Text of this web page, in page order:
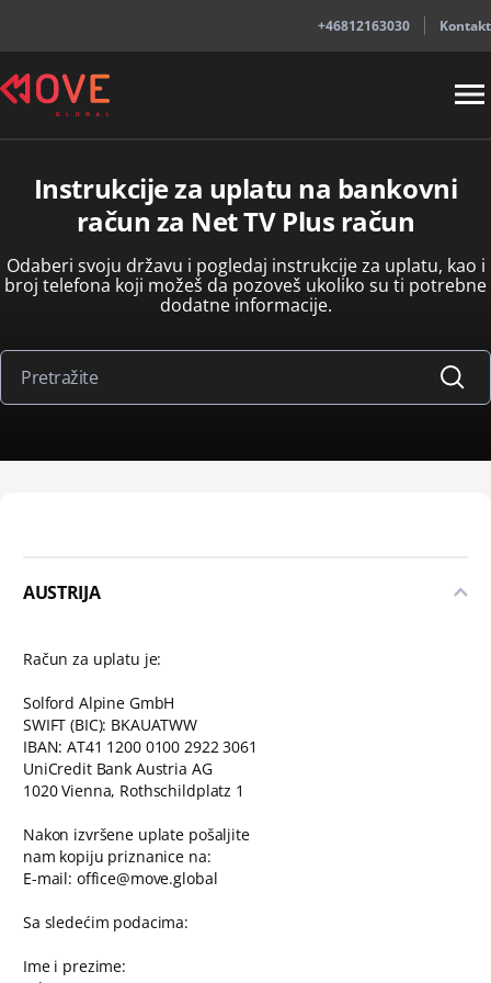
+46812163030 Kontakt
Instrukcije za uplatu na bankovni
račun za Net TV Plus račun
Odaberi svoju državu i pogledaj instrukcije za uplatu, kao i
broj telefona koji možeš da pozoveš ukoliko su ti potrebne
dodatne informacije.
AUSTRIJA
Račun za uplatu je:
Solford Alpine GmbH
SWIFT (BIC): BKAUATWW
IBAN: AT41 1200 0100 2922 3061
UniCredit Bank Austria AG
1020 Vienna, Rothschildplatz 1
Nakon izvršene uplate pošaljite
nam kopiju priznanice na:
E-mail: office@move.global
Sa sledećim podacima:
Ime i prezime: